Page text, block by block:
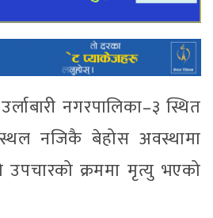
नगरपालिका–३ स्थित
नजिकै बेहोस अवस्थामा
क्रममा मृत्यु भएको